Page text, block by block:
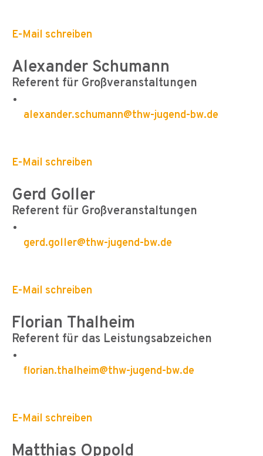
E-Mail schreiben
Alexander Schumann
Referent für Großveranstaltungen
alexander.schumann@thw-jugend-bw.de
E-Mail schreiben
Gerd Goller
Referent für Großveranstaltungen
gerd.goller@thw-jugend-bw.de
E-Mail schreiben
Florian Thalheim
Referent für das Leistungsabzeichen
florian.thalheim@thw-jugend-bw.de
E-Mail schreiben
Matthias Oppold